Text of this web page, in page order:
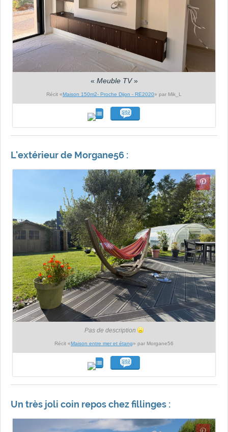
« Meuble TV»
Récit «Maison 150m2- Proche Dijon - RE2020» par Mik_L
L'extérieur de Morgane56 :
Pas de description
Récit «Maison entre mer et étang» par Morgane56
Un très joli coin repos chez fillinges :